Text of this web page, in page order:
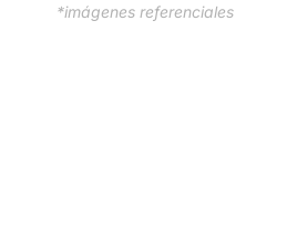
*imágenes referenciales